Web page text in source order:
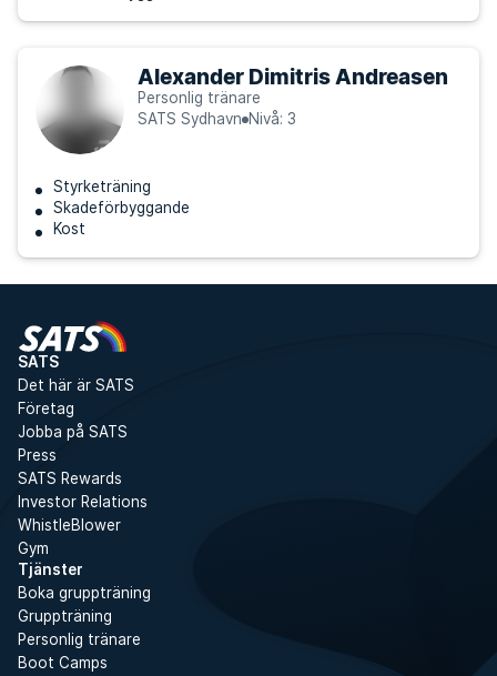
Alexander Dimitris Andreasen
Personlig tränare
SATS Sydhavn Nivå: 3
Styrketräning
Skadeförbyggande
Kost
SATS
Det här är SATS
Företag
Jobba på SATS
Press
SATS Rewards
Investor Relations
WhistleBlower
Gym
Tjänster
Boka gruppträning
Gruppträning
Personlig tränare
Boot Camps